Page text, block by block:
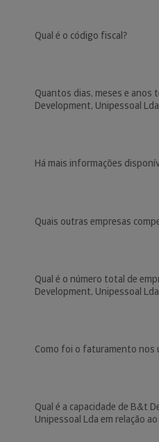
Qual é o código fiscal?
Quantos dias, meses e anos
Development, Unipessoal
Há mais informações
Quais outras empresas
Qual é o número total de
Development, Unipessoal
Como foi o faturamento nos
Qual é a capacidade de B&t
Unipessoal Lda em relação